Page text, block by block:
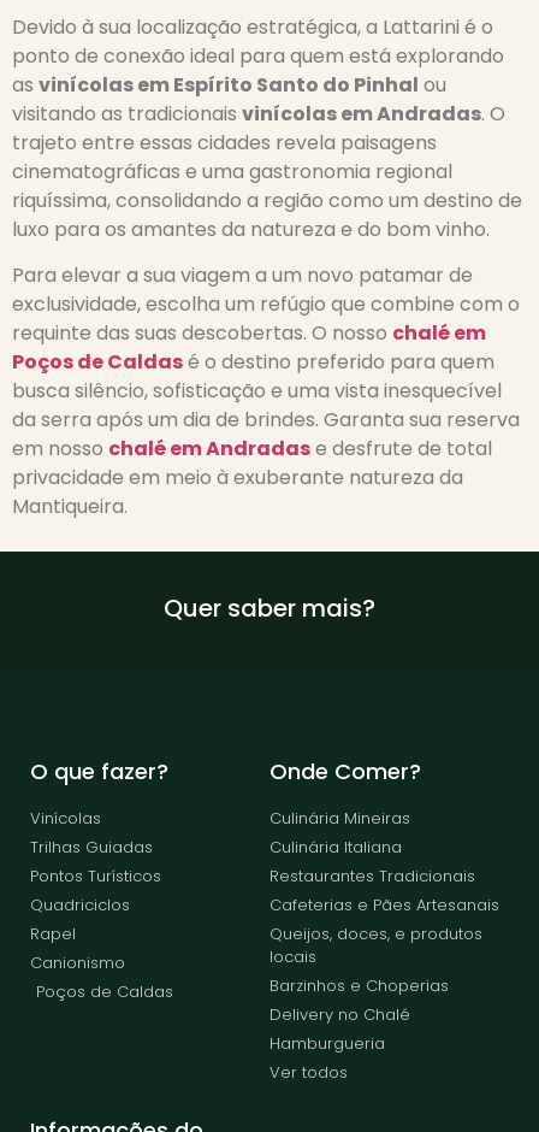
Devido à sua localização estratégica, a Lattarini é o
ponto de conexão ideal para quem está explorando
as vinícolas em Espírito Santo do Pinhal ou
visitando as tradicionais vinícolas em Andradas. O
trajeto entre essas cidades revela paisagens
cinematográficas e uma gastronomia regional
riquíssima, consolidando a região como um destino de
luxo para os amantes da natureza e do bom vinho.
Para elevar a sua viagem a um novo patamar de
exclusividade, escolha um refúgio que combine com o
requinte das suas descobertas. O nosso chalé em
Poços de Caldasé o destino preferido para quem
busca silêncio, sofisticação e uma vista inesquecível
da serra após um dia de brindes. Garanta sua reserva
em nosso chalé em Andradase desfrute de total
privacidade em meio à exuberante natureza da
Mantiqueira.
Quer saber mais?
O que fazer?
Vinícolas
Trilhas Guiadas
Pontos Turísticos
Quadriciclos
Rapel
Canionismo
Poços de Caldas
Onde Comer?
Culinária Mineiras
Culinária Italiana
Restaurantes Tradicionais
Cafeterias e Pães Artesanais
Queijos, doces, e produtos
locais
Barzinhos e Choperias
Delivery no Chalé
Hamburgueria
Ver todos